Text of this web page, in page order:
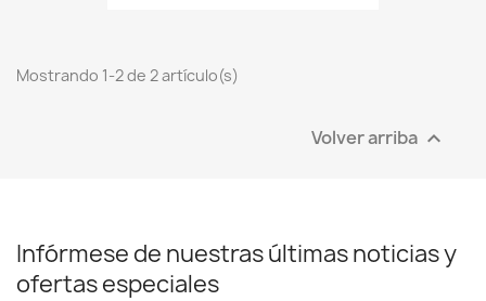
Mostrando 1-2 de 2 artículo(s)
Volver arriba 
Infórmese de nuestras últimas noticias y
ofertas especiales